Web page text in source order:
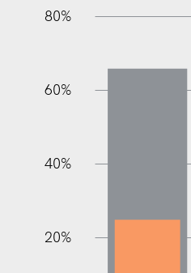
80%
60%
40%
20%